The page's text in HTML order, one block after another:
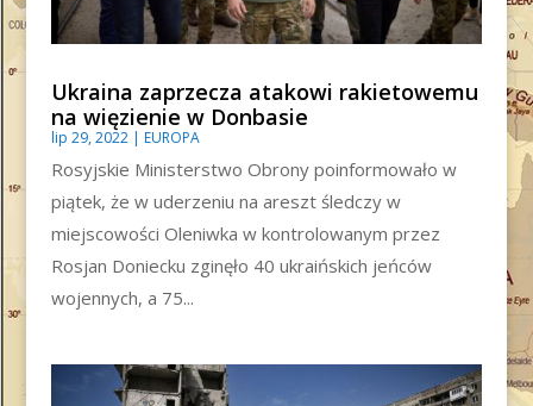
Ukraina zaprzecza atakowi rakietowemu
na więzienie w Donbasie
lip 29, 2022| EUROPA
Rosyjskie Ministerstwo Obrony poinformowało w
piątek, że w uderzeniu na areszt śledczy w
miejscowości Oleniwka w kontrolowanym przez
Rosjan Doniecku zginęło 40 ukraińskich jeńców
wojennych, a 75...